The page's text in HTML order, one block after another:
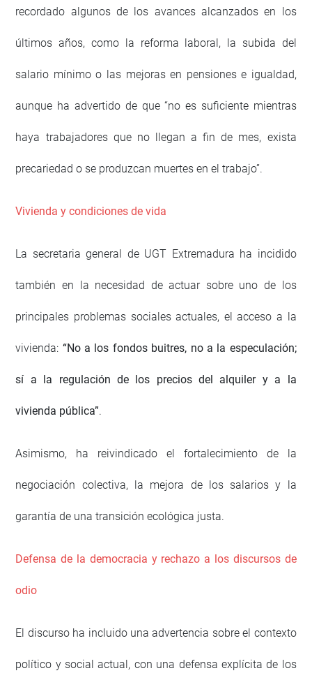
recordado algunos de los avances alcanzados en los
últimos años, como la reforma laboral, la subida del
salario mínimo o las mejoras en pensiones e igualdad,
aunque ha advertido de que “no es suficiente mientras
haya trabajadores que no llegan a fin de mes, exista
precariedad o se produzcan muertes en el trabajo”.
Vivienda y condiciones de vida
La secretaria general de UGT Extremadura ha incidido
también en la necesidad de actuar sobre uno de los
principales problemas sociales actuales, el acceso a la
vivienda: “No a los fondos buitres, no a la especulación;
sí a la regulación de los precios del alquiler y a la
vivienda pública”.
Asimismo, ha reivindicado el fortalecimiento de la
negociación colectiva, la mejora de los salarios y la
garantía de una transición ecológica justa.
Defensa de la democracia y rechazo a los discursos de
odio
El discurso ha incluido una advertencia sobre el contexto
político y social actual, con una defensa explícita de los